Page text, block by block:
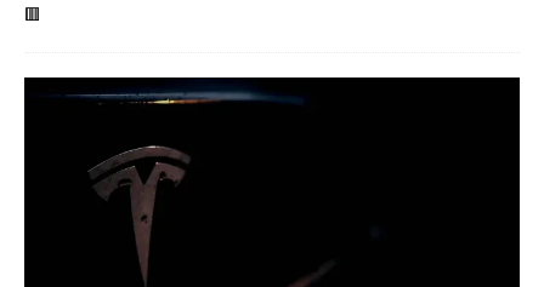
🟥